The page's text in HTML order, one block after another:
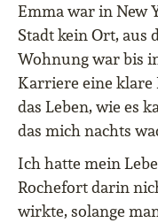
Emma war in New
Stadt kein Ort, aus
Wohnung war bis
Karriere eine klare
das Leben, wie es
das mich nachts
Ich hatte mein
Rochefort darin
wirkte, solange